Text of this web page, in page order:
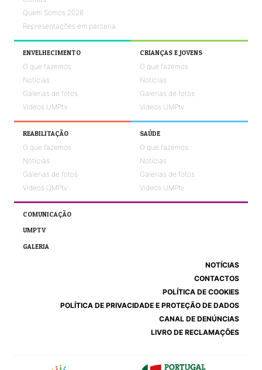
Quem Somos 2026
Representações em parceria
ENVELHECIMENTO
O que fazemos
Notícias
Galerias de fotos
Vídeos UMPtv
CRIANÇAS E JOVENS
O que fazemos
Notícias
Galerias de fotos
Vídeos UMPtv
REABILITAÇÃO
O que fazemos
Notícias
Galerias de fotos
Vídeos UMPtv
SAÚDE
O que fazemos
Notícias
Galerias de fotos
Vídeos UMPtv
COMUNICAÇÃO
UMPTV
GALERIA
NOTÍCIAS
CONTACTOS
POLÍTICA DE COOKIES
POLÍTICA DE PRIVACIDADE E PROTEÇÃO DE DADOS
CANAL DE DENÚNCIAS
LIVRO DE RECLAMAÇÕES